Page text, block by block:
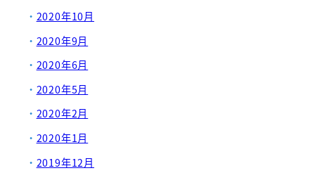
2020年10月
2020年9月
2020年6月
2020年5月
2020年2月
2020年1月
2019年12月